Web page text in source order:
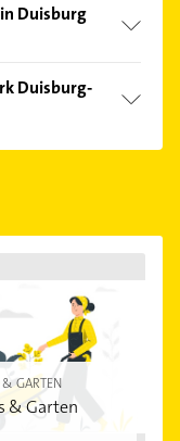
Duisburg
von den
Sie sich
lassen.
Duisburg-
.
& GARTEN
& Garten